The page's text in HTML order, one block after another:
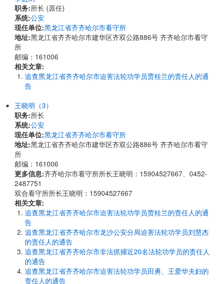
职务:所长 (原任)
系统:公安
现任单位:黑龙江省齐齐哈尔市看守所
地址:黑龙江省齐齐哈尔市建华区齐双公路886号 齐齐哈尔市看守
所
邮编：161006
相关文章:
追查黑龙江省齐齐哈尔市迫害法轮功学员贾桂兰的责任人的通
告
王晓明（3）
职务:所长
系统:公安
现任单位:黑龙江省齐齐哈尔市看守所
地址:黑龙江省齐齐哈尔市建华区齐双公路886号 齐齐哈尔市看守
所
邮编：161006
更多信息:齐齐哈尔市看守所所长王晓明：15904527667、0452-
2487751
双合看守所所长王晓明：15904527667
相关文章:
追查黑龙江省齐齐哈尔市迫害法轮功学员贾桂兰的责任人的通
告
追查黑龙江省齐齐哈尔市龙沙公安分局迫害法轮功学员刘慧杰
的责任人的通告
追查黑龙江省齐齐哈尔市非法抓捕近20名法轮功学员的责任人
的通告
追查黑龙江省齐齐哈尔市迫害法轮功学员田勇、王爱华夫妇的
责任人的通告